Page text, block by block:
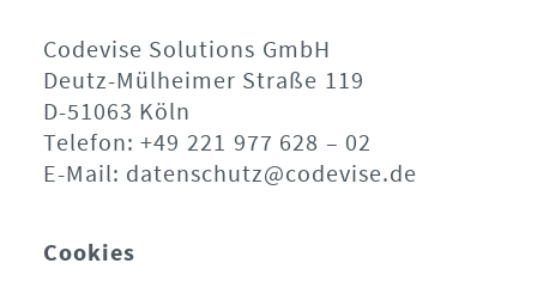
Codevise Solutions GmbH
Deutz-Mülheimer Straße 119
D-51063 Köln
Telefon: +49 221 977 628 – 02
E-Mail: datenschutz@codevise.de
Cookies